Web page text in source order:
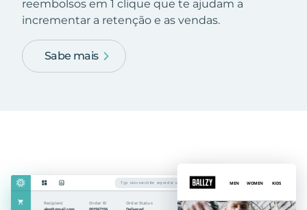
reembolsos em 1 clique que te ajudam a
incrementar a retenção e as vendas.
Sabe mais